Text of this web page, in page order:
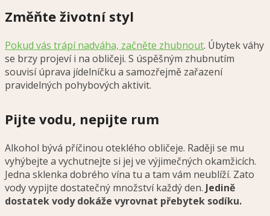
Změňte životní styl
Pokud vás trápí nadváha, začněte zhubnout. Úbytek váhy
se brzy projeví i na obličeji. S úspěšným zhubnutím
souvisí úprava jídelníčku a samozřejmě zařazení
pravidelných pohybových aktivit.
Pijte vodu, nepijte rum
Alkohol bývá příčinou oteklého obličeje. Raději se mu
vyhýbejte a vychutnejte si jej ve výjimečných okamžicích.
Jedna sklenka dobrého vína tu a tam vám neublíží. Zato
vody vypijte dostatečný množství každý den. Jedině
dostatek vody dokáže vyrovnat přebytek sodíku.